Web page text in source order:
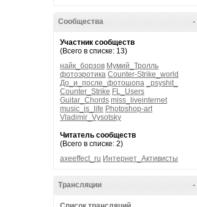
-
Сообщества
Участник сообществ
(Всего в списке: 13)
найк_борзов Мумий_Тролль
фотоэротика Counter-Strike_world
До_и_после_фотошопа
_psyshit_
Counter_Strike FL_Users
Guitar_Chords miss_liveinternet
music_is_life Photoshop-art
Vladimir_Vysotsky
Читатель сообществ
(Всего в списке: 2)
axeeffect_ru Интернет_Активисты
-
Трансляции